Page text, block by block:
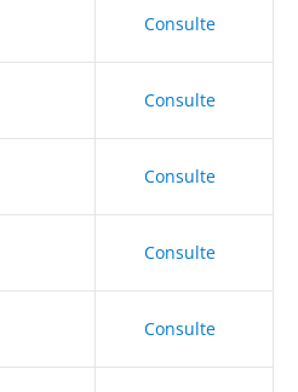
Consulte
Consulte
Consulte
Consulte
Consulte